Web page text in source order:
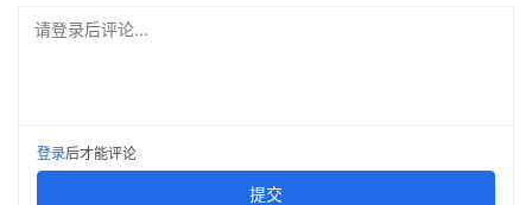
请登录后评论...
登录后才能评论
提交